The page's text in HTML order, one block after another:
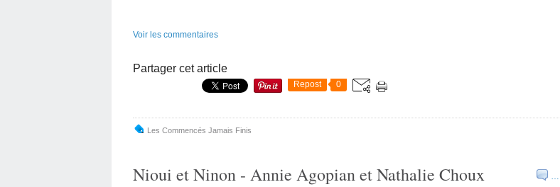
Voir les commentaires
Partager cet article
Repost 0
Les Commencés Jamais Finis
…
Nioui et Ninon - Annie Agopian et Nathalie Choux